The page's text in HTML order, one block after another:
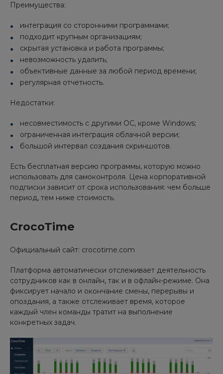
Преимущества:
интеграция со сторонними программами;
подходит крупным организациям;
скрытая установка и работа программы;
невозможность удалить;
объективные данные за любой период времени;
регулярная отчетность.
Недостатки:
несовместимость с другими ОС, кроме Windows;
ограниченная интеграция облачной версии;
большой интервал создания скриншотов.
Есть бесплатная версию программы, которую можно
использовать для самоконтроля. Цена корпоративной
подписки зависит от срока использования: чем больше
период, тем ниже стоимость.
CrocoTime
Официальный сайт: crocotime.com
Платформа автоматически отслеживает деятельность
сотрудников как в онлайн, так и в офлайн-режиме. Она
фиксирует начало и окончание смены, перерывы и
опоздания, а также отслеживает время, которое
каждый член команды тратит на выполнение
конкретных задач.